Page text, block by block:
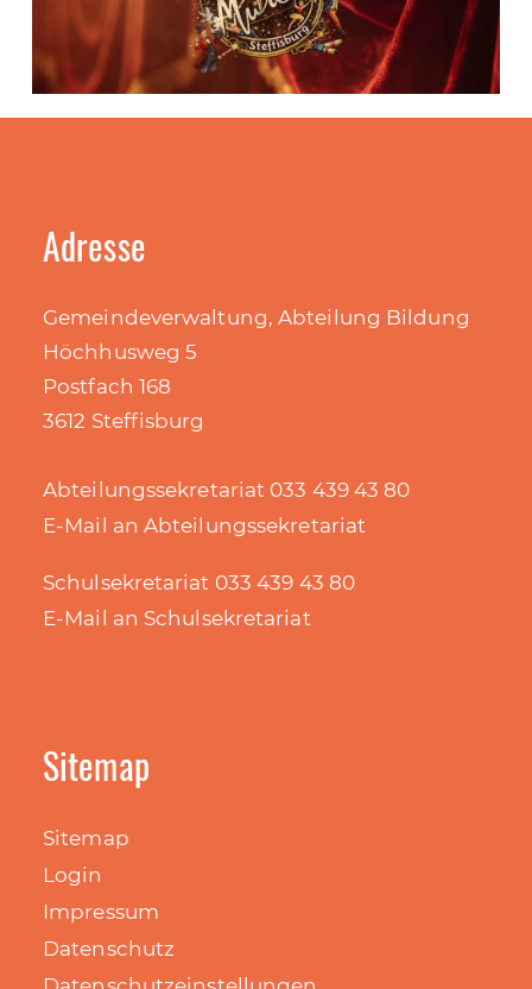
Adresse
Gemeindeverwaltung, Abteilung Bildung
Höchhusweg 5
Postfach 168
3612 Steffisburg
Abteilungssekretariat 033 439 43 80
E-Mail an Abteilungssekretariat
Schulsekretariat 033 439 43 80
E-Mail an Schulsekretariat
Sitemap
Sitemap
Login
Impressum
Datenschutz